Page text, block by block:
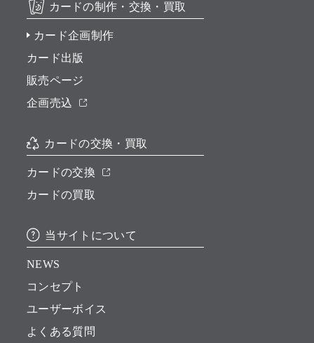
カードの制作・交換・買取
カード企画制作
カード出版
販売ページ
企画売込
カードの交換・買取
カードの交換
カードの買取
当サイトについて
NEWS
コンセプト
ユーザーボイス
よくある質問